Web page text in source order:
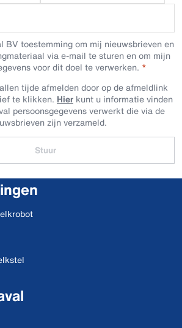
BV toestemming om mij nieuwsbrieven en
via e-mail te sturen en om mijn
voor dit doel te verwerken.
tijde afmelden door op de afmeldlink
te klikken. Hier kunt u informatie vinden
persoonsgegevens verwerkt die via de
zijn verzameld.
Stuur